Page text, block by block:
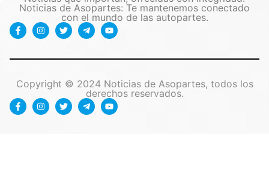
Noticias de Asopartes: Te mantenemos conectado
con el mundo de las autopartes.
Copyright © 2024 Noticias de Asopartes, todos los
derechos reservados.